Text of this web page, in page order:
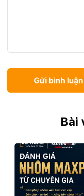
Gửi bình luận
Bài